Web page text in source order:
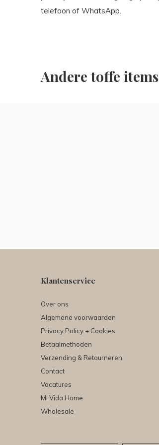
telefoon of WhatsApp.
Andere toffe items
Klantenservice
Over ons
Algemene voorwaarden
Privacy Policy + Cookies
Betaalmethoden
Verzending & Retourneren
Contact
Vacatures
Mi Vida Home
Wholesale